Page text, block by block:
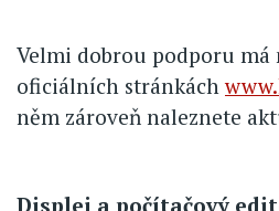
Velmi dobrou podporu má
oficiálních stránkách
něm zároveň naleznete
Displej a počítačový